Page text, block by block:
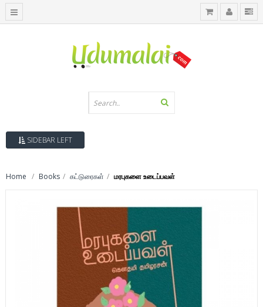
SIDEBAR LEFT
Home Books கட்டுரைகள் மரபுகளை உடைப்பவள்